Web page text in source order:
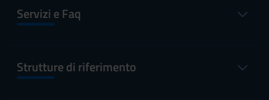
Servizi e Faq
Strutture di riferimento